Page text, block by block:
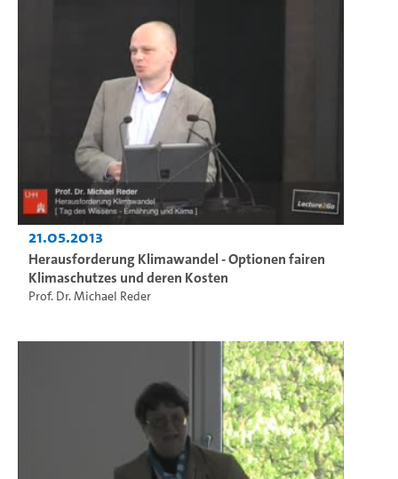
21.05.2013
Herausforderung Klimawandel - Optionen fairen
Klimaschutzes und deren Kosten
Prof. Dr. Michael Reder